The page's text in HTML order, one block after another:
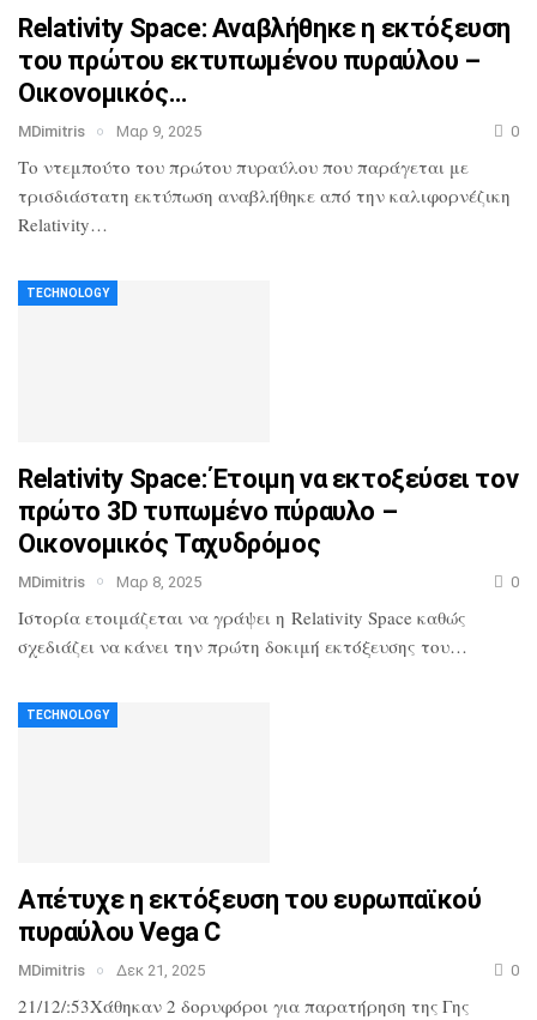
Relativity Space: Αναβλήθηκε η εκτόξευση
του πρώτου εκτυπωμένου πυραύλου –
Οικονομικός…
MDimitris Μαρ 9, 2025 0
Το ντεμπούτο του πρώτου πυραύλου που παράγεται με
τρισδιάστατη εκτύπωση αναβλήθηκε από την καλιφορνέζικη
Relativity…
TECHNOLOGY
Relativity Space: Έτοιμη να εκτοξεύσει τον
πρώτο 3D τυπωμένο πύραυλο –
Οικονομικός Ταχυδρόμος
MDimitris Μαρ 8, 2025 0
Ιστορία ετοιμάζεται να γράψει η Relativity Space καθώς
σχεδιάζει να κάνει την πρώτη δοκιμή εκτόξευσης του…
TECHNOLOGY
Απέτυχε η εκτόξευση του ευρωπαϊκού
πυραύλου Vega C
MDimitris Δεκ 21, 2025 0
21/12/:53Χάθηκαν 2 δορυφόροι για παρατήρηση της Γης